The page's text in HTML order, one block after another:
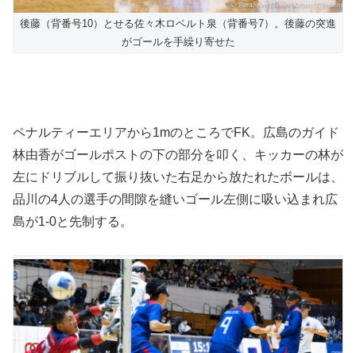
後藤（背番号10）とせる佐々木ロベルト泉（背番号7）。後藤の突進
がゴールを手繰り寄せた
ペナルティーエリアから1mのところでFK。広島のガイド
林由香がゴールポストの下の部分を叩く、キッカーの林が
左にドリブルして振り抜いた右足から放たれたボールは、
品川の4人の選手の間隙を縫いゴール左側に吸い込まれ広
島が1-0と先制する。